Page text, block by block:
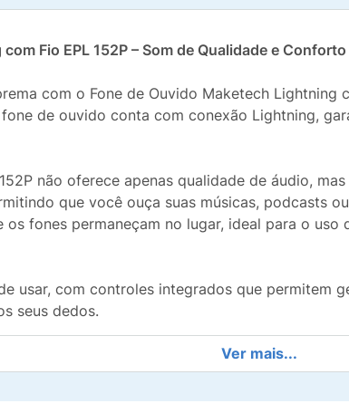
Fio EPL 152P – Som de Qualidade e Conforto
com o Fone de Ouvido Maketech Lightning
de ouvido conta com conexão Lightning,
não oferece apenas qualidade de áudio,
que você ouça suas músicas, podcasts
os fones permaneçam no lugar, ideal para o
usar, com controles integrados que permitem
seus dedos.
músicas favoritas com o Fone de Ouvido
em um único produto. Não perca a
Ver mais...